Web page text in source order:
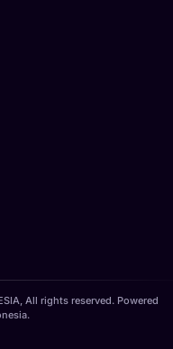
All rights reserved. Powered
.